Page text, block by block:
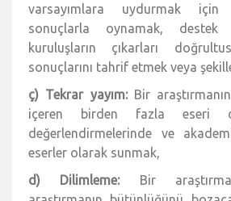
varsayımlara uydurmak için
sonuçlarla oynamak,
kuruluşların çıkarları
sonuçlarını tahrif etmek veya
ç) Tekrar yayım: Bir
içeren birden fazla eseri
değerlendirmelerinde ve
eserler olarak sunmak,
d) Dilimleme: Bir